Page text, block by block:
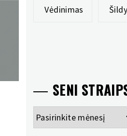
Vėdinimas
SENI
Seni
straipsniai